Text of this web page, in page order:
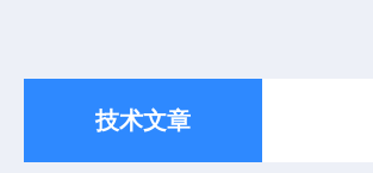
技术文章